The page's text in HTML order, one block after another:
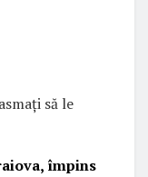
să le
împins